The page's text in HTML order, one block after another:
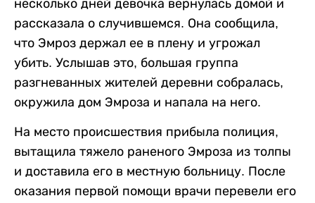
несколько дней девочка вернулась домой и
рассказала о случившемся. Она сообщила,
что Эмроз держал ее в плену и угрожал
убить. Услышав это, большая группа
разгневанных жителей деревни собралась,
окружила дом Эмроза и напала на него.
На место происшествия прибыла полиция,
вытащила тяжело раненого Эмроза из толпы
и доставила его в местную больницу. После
оказания первой помощи врачи перевели его